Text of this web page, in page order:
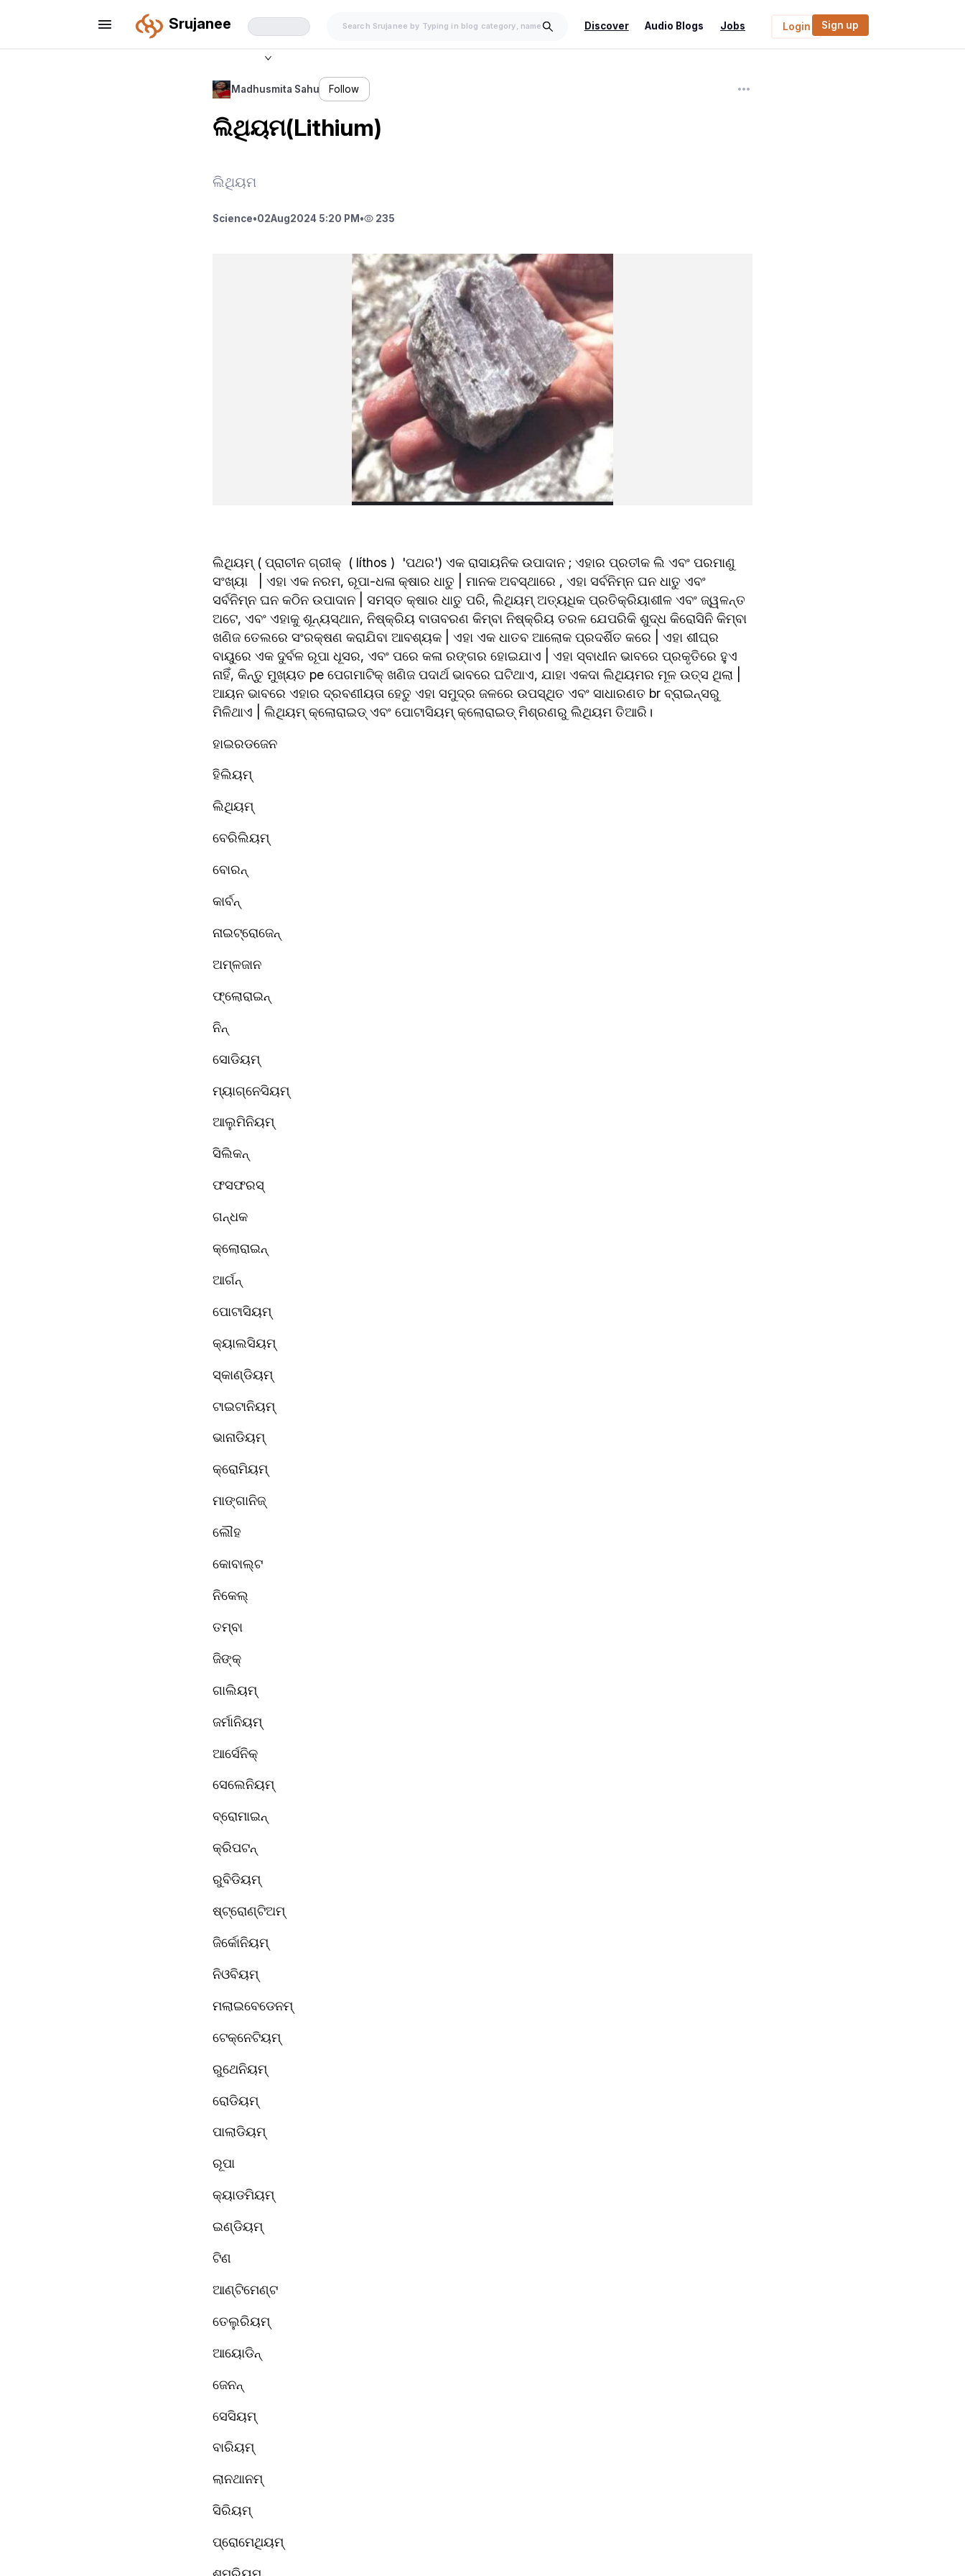
Srujanee Discover Audio Blogs Jobs Login Sign up
Madhusmita Sahu Follow
ଲିଥିୟମ(Lithium)
ଲିଥିୟମ
Science•02Aug2024 5:20 PM • 235
ଲିଥିୟମ୍ ( ପ୍ରାଚୀନ ଗ୍ରୀକ୍  ( líthos )  'ପଥର') ଏକ ରାସାୟନିକ ଉପାଦାନ ; ଏହାର ପ୍ରତୀକ ଲି ଏବଂ ପରମାଣୁ
ସଂଖ୍ୟା   | ଏହା ଏକ ନରମ, ରୂପା-ଧଳା କ୍ଷାର ଧାତୁ | ମାନକ ଅବସ୍ଥାରେ , ଏହା ସର୍ବନିମ୍ନ ଘନ ଧାତୁ ଏବଂ
ସର୍ବନିମ୍ନ ଘନ କଠିନ ଉପାଦାନ | ସମସ୍ତ କ୍ଷାର ଧାତୁ ପରି, ଲିଥିୟମ୍ ଅତ୍ୟଧିକ ପ୍ରତିକ୍ରିୟାଶୀଳ ଏବଂ ଜ୍ୱଳନ୍ତ
ଅଟେ, ଏବଂ ଏହାକୁ ଶୂନ୍ୟସ୍ଥାନ, ନିଷ୍କ୍ରିୟ ବାତାବରଣ କିମ୍ବା ନିଷ୍କ୍ରିୟ ତରଳ ଯେପରିକି ଶୁଦ୍ଧ କିରୋସିନି କିମ୍ବା
ଖଣିଜ ତେଲରେ ସଂରକ୍ଷଣ କରାଯିବା ଆବଶ୍ୟକ | ଏହା ଏକ ଧାତବ ଆଲୋକ ପ୍ରଦର୍ଶିତ କରେ | ଏହା ଶୀଘ୍ର
ବାୟୁରେ ଏକ ଦୁର୍ବଳ ରୂପା ଧୂସର, ଏବଂ ପରେ କଳା ରଙ୍ଗର ହୋଇଯାଏ | ଏହା ସ୍ବାଧୀନ ଭାବରେ ପ୍ରକୃତିରେ ହୁଏ
ନାହିଁ, କିନ୍ତୁ ମୁଖ୍ୟତ pe ପେଗମାଟିକ୍ ଖଣିଜ ପଦାର୍ଥ ଭାବରେ ଘଟିଥାଏ, ଯାହା ଏକଦା ଲିଥିୟମର ମୂଳ ଉତ୍ସ ଥିଲା |
ଆୟନ ଭାବରେ ଏହାର ଦ୍ରବଣୀୟତା ହେତୁ ଏହା ସମୁଦ୍ର ଜଳରେ ଉପସ୍ଥିତ ଏବଂ ସାଧାରଣତ br ବ୍ରାଇନ୍ସରୁ
ମିଳିଥାଏ | ଲିଥିୟମ୍ କ୍ଲୋରାଇଡ୍ ଏବଂ ପୋଟାସିୟମ୍ କ୍ଲୋରାଇଡ୍ ମିଶ୍ରଣରୁ ଲିଥିୟମ ତିଆରି।
ହାଇରଡଜେନ
ହିଲିୟମ୍
ଲିଥିୟମ୍
ବେରିଲିୟମ୍
ବୋରନ୍
କାର୍ବନ୍
ନାଇଟ୍ରୋଜେନ୍
ଅମ୍ଳଜାନ
ଫ୍ଲୋରାଇନ୍
ନିନ୍
ସୋଡିୟମ୍
ମ୍ୟାଗ୍ନେସିୟମ୍
ଆଲୁମିନିୟମ୍
ସିଲିକନ୍
ଫସଫରସ୍
ଗନ୍ଧକ
କ୍ଲୋରାଇନ୍
ଆର୍ଗନ୍
ପୋଟାସିୟମ୍
କ୍ୟାଲସିୟମ୍
ସ୍କାଣ୍ଡିୟମ୍
ଟାଇଟାନିୟମ୍
ଭାନାଡିୟମ୍
କ୍ରୋମିୟମ୍
ମାଙ୍ଗାନିଜ୍
ଲୌହ
କୋବାଲ୍ଟ
ନିକେଲ୍
ତମ୍ବା
ଜିଙ୍କ୍
ଗାଲିୟମ୍
ଜର୍ମାନିୟମ୍
ଆର୍ସେନିକ୍
ସେଲେନିୟମ୍
ବ୍ରୋମାଇନ୍
କ୍ରିପଟନ୍
ରୁବିଡିୟମ୍
ଷ୍ଟ୍ରୋଣ୍ଟିଅମ୍
ଜିର୍କୋନିୟମ୍
ନିଓବିୟମ୍
ମଲାଇବେଡେନମ୍
ଟେକ୍ନେଟିୟମ୍
ରୁଥେନିୟମ୍
ରୋଡିୟମ୍
ପାଲାଡିୟମ୍
ରୂପା
କ୍ୟାଡମିୟମ୍
ଇଣ୍ଡିୟମ୍
ଟିଣ
ଆଣ୍ଟିମେଣ୍ଟ
ତେଲୁରିୟମ୍
ଆୟୋଡିନ୍
ଜେନନ୍
ସେସିୟମ୍
ବାରିୟମ୍
ଲାନଥାନମ୍
ସିରିୟମ୍
ପ୍ରୋମେଥିୟମ୍